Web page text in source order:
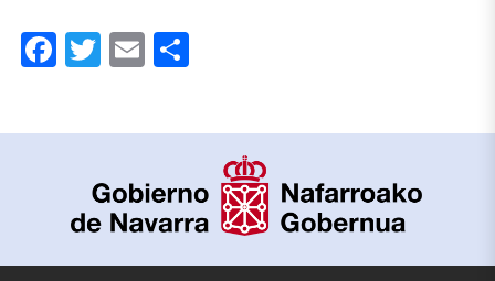
Facebook
Twitter
Email